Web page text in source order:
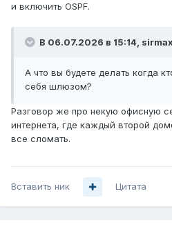
и включить OSPF.
В 06.07.2026 в 15:14, sirmax
А что вы будете делать когда
себя шлюзом?
Разговор же про некую офисную
интернета, где каждый второй
все сломать.
Вставить ник Цитата